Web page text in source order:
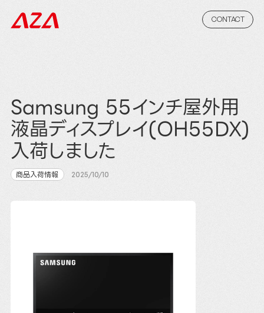
CONTACT
Samsung 55インチ屋外用
液晶ディスプレイ(OH55DX)
入荷しました
商品入荷情報 2025/10/10